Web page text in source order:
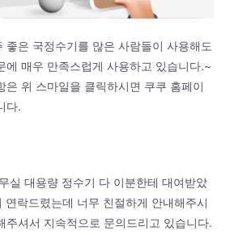
좋은 국정수기를 많은 사람들이 사용해도
에 매우 만족스럽게 사용하고 있습니다.~
은 위 스마일을 클릭하시면 쿠쿠 홈페이
다.
실 대용량 정수기 다 이분한테 대여받았
연락드렸는데 너무 친절하게 안내해주시
주셔서 지속적으로 문의드리고 있습니다.